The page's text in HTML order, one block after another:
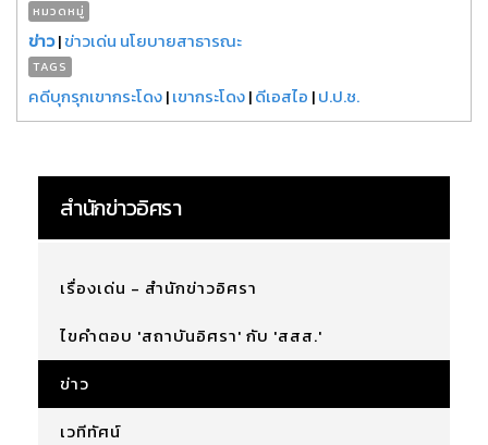
หมวดหมู่
ข่าว|ข่าวเด่น นโยบายสาธารณะ
TAGS
คดีบุกรุกเขากระโดง|เขากระโดง|ดีเอสไอ |ป.ป.ช.
สำนักข่าวอิศรา
เรื่องเด่น - สำนักข่าวอิศรา
ไขคำตอบ 'สถาบันอิศรา' กับ 'สสส.'
ข่าว
เวทีทัศน์